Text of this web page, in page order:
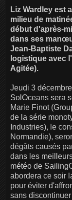
Liz Wardley est
milieu de
début d'après-
dans ses
Jean-Baptiste
logistique avec
Agitée).
Jeudi 3
SolOceans sera
Marie Finot
de la série
Industries), le
Normandie),
dégâts causés
dans les
météo de
abordera ce soir
pour éviter
sans